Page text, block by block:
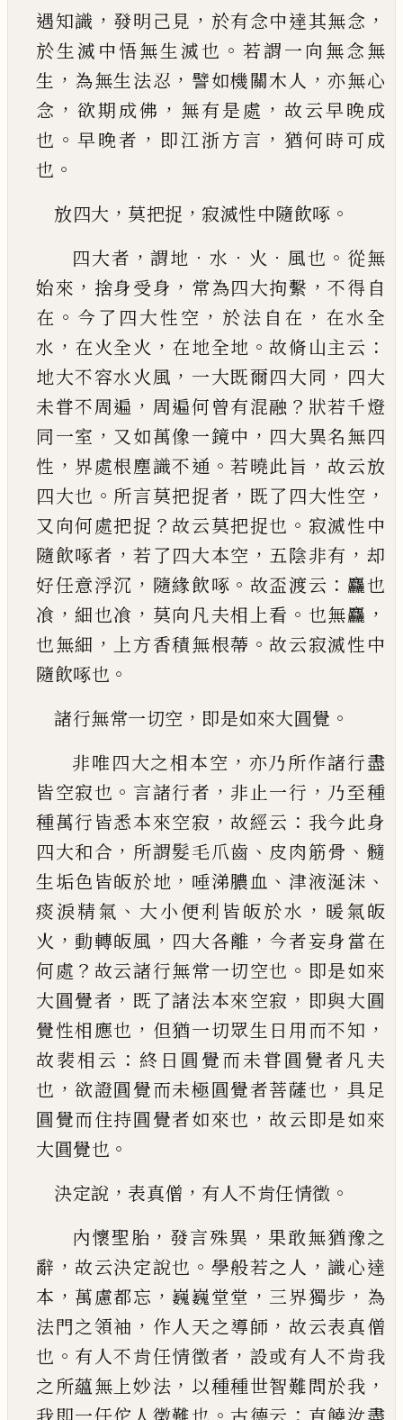
遇知識 ， 發明己見 ， 於有念中達其無念 ，
於生滅中悟無生滅也 。 若謂一向無念無
生 ， 為無生法忍 ， 譬如機關木人 ，亦無心
念 ， 欲期成佛 ， 無有是處 ， 故云早晚成
也 。 早晚者 ， 即江浙方言 ， 猶何時可成
也 。
放四大 ， 莫把捉 ， 寂滅性中隨飲啄 。
四大者 ，謂地 ． 水 ． 火 ． 風也 。 從無
始來 ， 捨身受身 ， 常為四大拘繫 ，不得自
在 。 今了四大性空 ， 於法自在 ， 在水全
水 ， 在火全火 ， 在地全地 。故脩山主云 ：
地大不容水火風 ， 一大既爾四大同 ， 四大
未甞不周遍 ， 周遍何曾有混融 ？ 狀若千燈
同一室 ， 又如萬像一鏡中 ， 四大異名無四
性 ， 界處根塵識不通 。若曉此旨 ，故云放
四大也 。 所言莫把捉者 ， 既了四大性空 ，
又 向何處把捉 ？故云莫把捉也 。 寂滅性中
隨飲啄者 ，若了四大本空 ， 五陰非有 ， 却
好任意浮沉 ， 隨緣飲啄 。 故盃渡云 ： 麤也
飡 ，細也飡 ， 莫向凡夫相上看 。 也無麤 ，
也無細 ， 上方香積無根蔕 。故云寂滅性中
隨飲啄也 。
諸行無常一切空 ， 即是如來大圓覺 。
非唯四大之相本空 ， 亦乃所作諸行盡
皆空寂也 。 言諸行者 ， 非止一行 ， 乃至種
種萬行皆悉本來空寂 ，故經云 ： 我今此身
四大和合 ， 所謂髮毛爪齒 、 皮肉筋骨 、 髓
生垢色皆皈於地 ， 唾涕膿血 、 津液涎沫 、
痰淚精氣 、 大小便利皆皈於水 ， 暖氣皈
火 ，動轉皈風 ， 四大各離 ， 今者妄身當在
何處 ？ 故云諸行無常一切空也 。 即是如來
大圓覺者 ， 既了諸法本來空寂 ， 即與大圓
覺性相應也 ， 但猶一切眾生日用而不知 ，
故裴相云 ： 終日圓覺而未甞圓覺者凡夫
也 ，欲證圓覺而未極圓覺者菩薩也 ， 具足
圓覺而住持圓覺者如來也 ，故云即是如來
大圓覺也 。
決定說 ， 表真僧 ， 有人不肯任情徵 。
內懷聖胎 ， 發言殊異 ， 果敢無猶豫之
辭 ，故云決定說也 。 學般若之人 ，識心達
本 ， 萬慮都忘 ， 巍巍堂堂 ， 三界獨步 ， 為
法門之領袖 ， 作人天之導師 ，故云表真僧
也 。 有人不肯任情徵者 ， 設或有人不肯我
之所蘊無上妙法 ， 以種種世智難問於我 ，